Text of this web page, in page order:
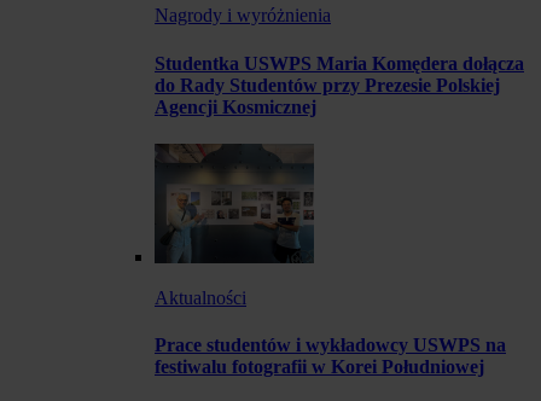
Nagrody i wyróżnienia
Studentka USWPS Maria Komędera dołącza
do Rady Studentów przy Prezesie Polskiej
Agencji Kosmicznej
Aktualności
Prace studentów i wykładowcy USWPS na
festiwalu fotografii w Korei Południowej